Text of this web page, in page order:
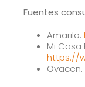
Fuentes
Amarilo.
Mi Casa
https://
Ovacen.